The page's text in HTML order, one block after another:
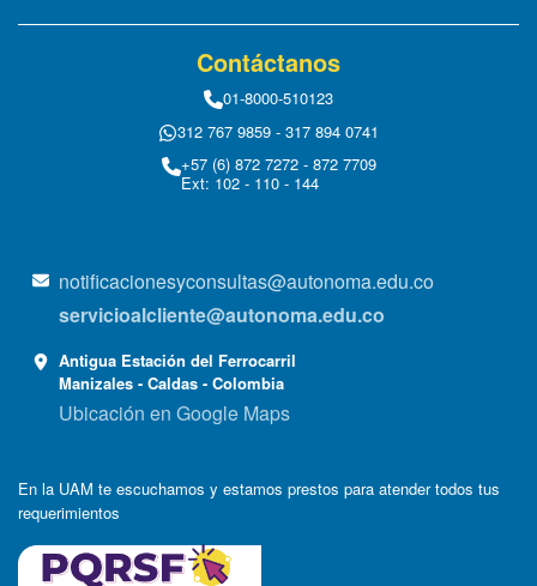
Contáctanos
01-8000-510123
312 767 9859 - 317 894 0741
+57 (6) 872 7272 - 872 7709
Ext: 102 - 110 - 144
notificacionesyconsultas@autonoma.edu.co
servicioalcliente@autonoma.edu.co
Antigua Estación del Ferrocarril
Manizales - Caldas - Colombia
Ubicación en Google Maps
En la UAM te escuchamos y estamos prestos para atender todos tus
requerimientos